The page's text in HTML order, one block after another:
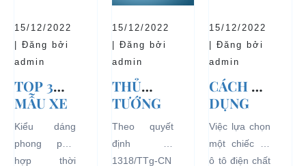
15/12/2022
| Đăng bởi
admin
TOP 3
MẪU XE
Ô TÔ
ĐIỆN
THỊNH
Kiểu dáng
phong phú,
hợp thời
15/12/2022
| Đăng bởi
admin
THỦ
TƯỚNG
CHÍNH
PHỦ
ĐỒNG Ý
Theo quyết
định số
1318/TTg-CN
15/12/2022
| Đăng bởi
admin
CÁCH SỬ
DỤNG
XE Ô TÔ
ĐIỆN ĐỂ
TĂNG
Việc lựa chọn
một chiếc xe
ô tô điện chất